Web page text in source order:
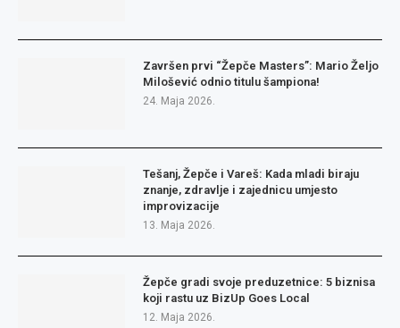
Završen prvi “Žepče Masters”: Mario Željo
Milošević odnio titulu šampiona!
24. Maja 2026.
Tešanj, Žepče i Vareš: Kada mladi biraju
znanje, zdravlje i zajednicu umjesto
improvizacije
13. Maja 2026.
Žepče gradi svoje preduzetnice: 5 biznisa
koji rastu uz BizUp Goes Local
12. Maja 2026.